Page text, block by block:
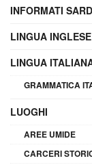
INFORMATI
LINGUA INGLESE
LINGUA
GRAMMATICA
LUOGHI
AREE UMIDE
CARCERI